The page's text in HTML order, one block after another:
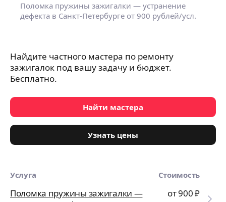
Поломка пружины зажигалки — устранение
дефекта в Санкт-Петербурге от 900 рублей/усл.
Найдите частного мастера по ремонту
зажигалок под вашу задачу и бюджет.
Бесплатно.
Найти мастера
Узнать цены
Услуга Стоимость
Поломка пружины зажигалки —
от 900₽